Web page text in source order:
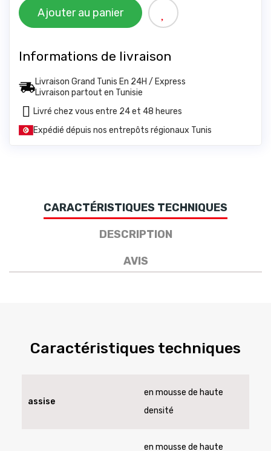
Ajouter au panier
Informations de livraison
Livraison Grand Tunis En 24H / Express
Livraison partout en Tunisie
Expédié dépuis nos entrepôts régionaux Tunis
Livré chez vous entre 24 et 48 heures
CARACTÉRISTIQUES TECHNIQUES
DESCRIPTION
AVIS
Caractéristiques techniques
assise
en mousse de haute
densité
en mousse de haute